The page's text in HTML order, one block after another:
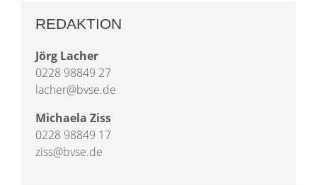
REDAKTION
Jörg Lacher
0228 98849 27
lacher@bvse.de
Michaela Ziss
0228 98849 17
ziss@bvse.de